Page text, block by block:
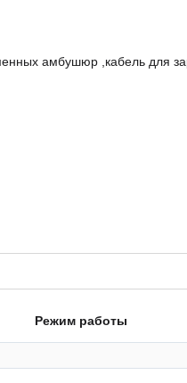
амбушюр кабель для
Режим работы